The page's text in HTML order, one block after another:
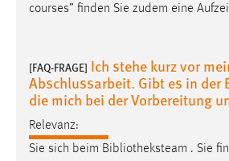
courses” finden Sie zudem eine
[FAQ-FRAGE] Ich stehe kurz vor
Abschlussarbeit. Gibt es in der
die mich bei der Vorbereitung
Relevanz:
Sie sich beim Bibliotheksteam . Sie
gespeichert, ob man eingeloggt ist.
Sprachpräferenz
Name:
site-language-preference
Zweck:
Das Cookie speichert die gewählte